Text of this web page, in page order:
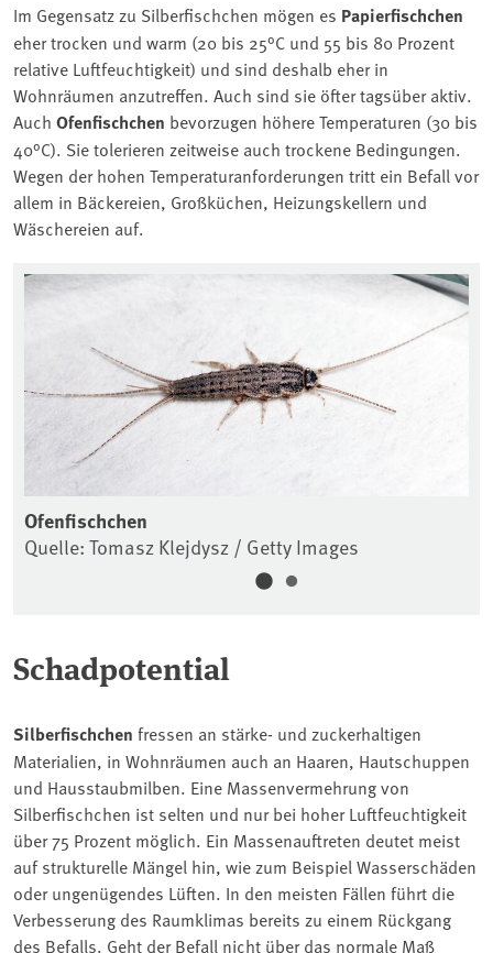
Im Gegensatz zu Silberfischchen mögen es Papierfischchen
eher trocken und warm (20 bis 25°C und 55 bis 80 Prozent
relative Luftfeuchtigkeit) und sind deshalb eher in
Wohnräumen anzutreffen. Auch sind sie öfter tagsüber aktiv.
Auch Ofenfischchen bevorzugen höhere Temperaturen (30 bis
40°C). Sie tolerieren zeitweise auch trockene Bedingungen.
Wegen der hohen Temperaturanforderungen tritt ein Befall vor
allem in Bäckereien, Großküchen, Heizungskellern und
Wäschereien auf.
Ofenfischchen
Quelle: Tomasz Klejdysz / Getty Images
Schadpotential
Silberfischchen fressen an stärke- und zuckerhaltigen
Materialien, in Wohnräumen auch an Haaren, Hautschuppen
und Hausstaubmilben. Eine Massenvermehrung von
Silberfischchen ist selten und nur bei hoher Luftfeuchtigkeit
über 75 Prozent möglich. Ein Massenauftreten deutet meist
auf strukturelle Mängel hin, wie zum Beispiel Wasserschäden
oder ungenügendes Lüften. In den meisten Fällen führt die
Verbesserung des Raumklimas bereits zu einem Rückgang
des Befalls. Geht der Befall nicht über das normale Maß